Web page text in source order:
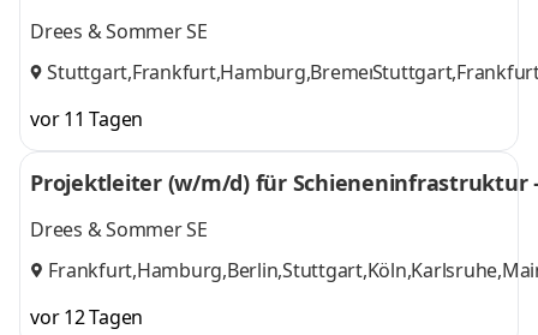
Drees & Sommer SE
Stuttgart,Frankfurt,Hamburg,Bremen,Kiel,
vor 11 Tagen
Projektleiter (w/m/d) für Schieneninfrastruktur
Drees & Sommer SE
vor 12 Tagen